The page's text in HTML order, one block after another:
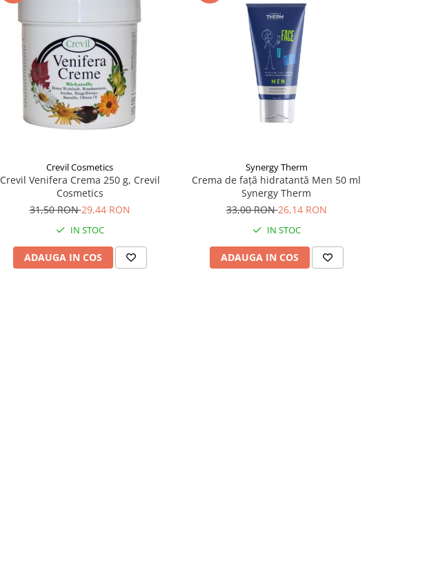
Crevil Cosmetics
Crevil Venifera Crema 250 g, Crevil
Cosmetics
31,50 RON29,44 RON
IN STOC
ADAUGA IN COS
Synergy Therm
Crema de față hidratantă Men 50 ml
Synergy Therm
33,00 RON26,14 RON
IN STOC
ADAUGA IN COS